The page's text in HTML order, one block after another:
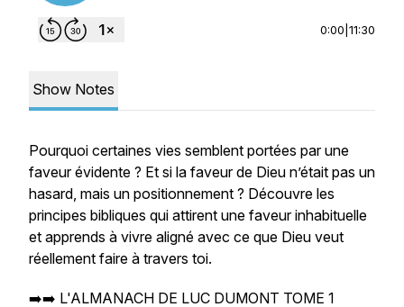
0:00 11:30
Show Notes
Pourquoi certaines vies semblent portées par une
faveur évidente ? Et si la faveur de Dieu n’était pas un
hasard, mais un positionnement ? Découvre les
principes bibliques qui attirent une faveur inhabituelle
et apprends à vivre aligné avec ce que Dieu veut
réellement faire à travers toi.
➡️➡️ L'ALMANACH DE LUC DUMONT TOME 1